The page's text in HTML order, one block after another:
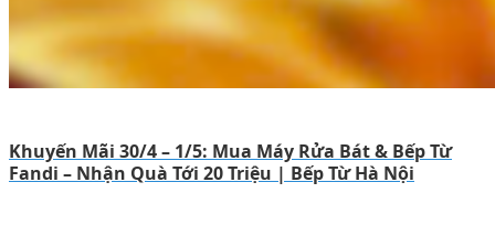
Khuyến Mãi 30/4 – 1/5: Mua Máy Rửa Bát & Bếp Từ
Fandi – Nhận Quà Tới 20 Triệu | Bếp Từ Hà Nội